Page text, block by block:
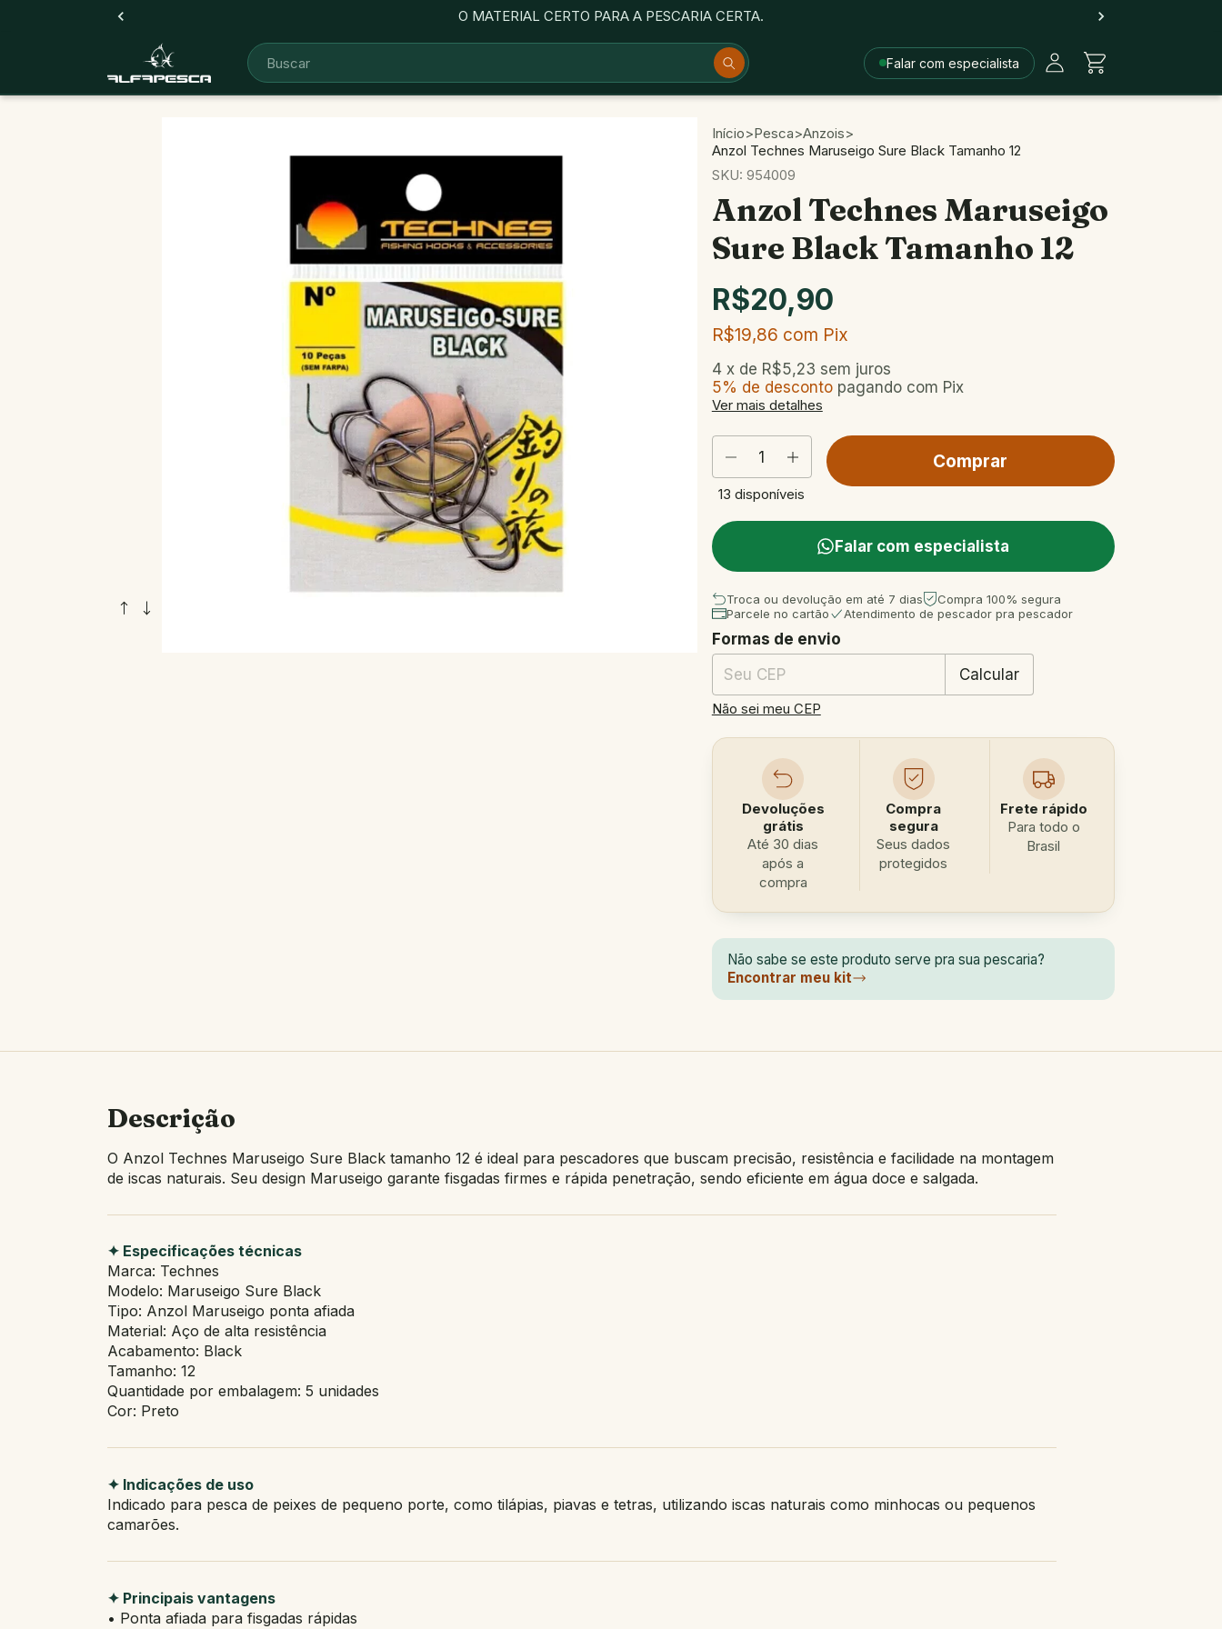
O MATERIAL CERTO PARA A PESCARIA CERTA.
Falar com especialista
Início>Pesca>Anzois>
Anzol Technes Maruseigo Sure Black Tamanho 12
SKU: 954009
Anzol Technes Maruseigo
Sure Black Tamanho 12
R$20,90
R$19,86 com Pix
4 x de R$5,23 sem juros
5% de descontopagando com Pix
Ver mais detalhes
13 disponíveis
Falar com especialista
Troca ou devolução em até 7 dias
Compra 100% segura
Parcele no cartão
Atendimento de pescador pra pescador
Entregas para o CEP:
Formas de envio
Calcular
Não sei meu CEP
Devoluções
grátis
Até 30 dias
após a
compra
Compra
segura
Seus dados
protegidos
Frete rápido
Para todo o
Brasil
Não sabe se este produto serve pra sua pescaria?
Encontrar meu kit
Descrição
O Anzol Technes Maruseigo Sure Black tamanho 12 é ideal para pescadores que buscam precisão, resistência e facilidade na montagem
de iscas naturais. Seu design Maruseigo garante fisgadas firmes e rápida penetração, sendo eficiente em água doce e salgada.
✦ Especificações técnicas
Marca: Technes
Modelo: Maruseigo Sure Black
Tipo: Anzol Maruseigo ponta afiada
Material: Aço de alta resistência
Acabamento: Black
Tamanho: 12
Quantidade por embalagem: 5 unidades
Cor: Preto
✦ Indicações de uso
Indicado para pesca de peixes de pequeno porte, como tilápias, piavas e tetras, utilizando iscas naturais como minhocas ou pequenos
camarões.
✦ Principais vantagens
• Ponta afiada para fisgadas rápidas